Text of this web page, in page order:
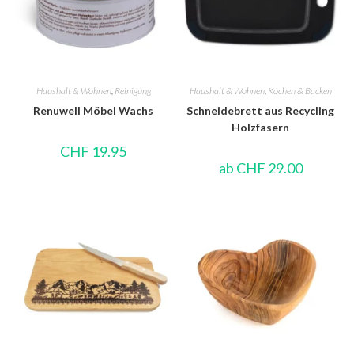
Haushalt & Wohnen, Reinigung
Renuwell Möbel Wachs
CHF 19.95
Haushalt & Wohnen, Kochen & Backen
Schneidebrett aus Recycling
Holzfasern
ab CHF 29.00